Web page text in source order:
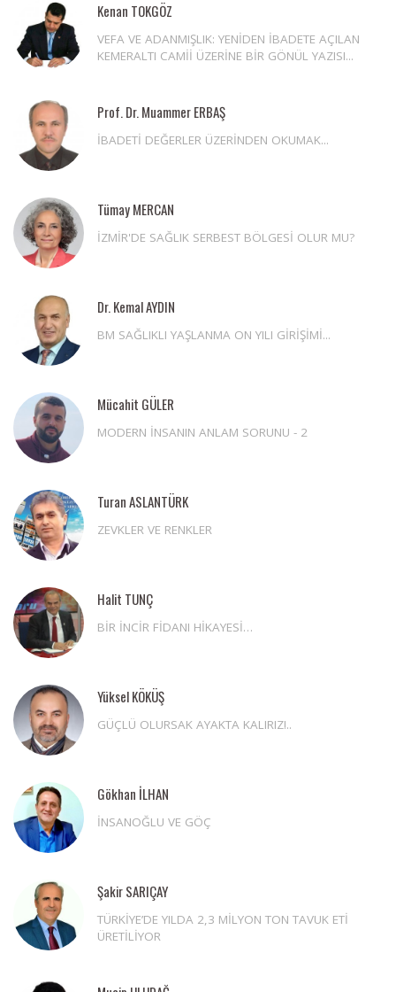
Kenan TOKGÖZ
VEFA VE ADANMIŞLIK: YENİDEN İBADETE AÇILAN
KEMERALTI CAMİİ ÜZERİNE BİR GÖNÜL YAZISI...
Prof. Dr. Muammer ERBAŞ
İBADETİ DEĞERLER ÜZERİNDEN OKUMAK...
Tümay MERCAN
İZMİR'DE SAĞLIK SERBEST BÖLGESİ OLUR MU?
Dr. Kemal AYDIN
BM SAĞLIKLI YAŞLANMA ON YILI GİRİŞİMİ...
Mücahit GÜLER
MODERN İNSANIN ANLAM SORUNU - 2
Turan ASLANTÜRK
ZEVKLER VE RENKLER
Halit TUNÇ
BİR İNCİR FİDANI HİKAYESİ…
Yüksel KÖKÜŞ
GÜÇLÜ OLURSAK AYAKTA KALIRIZ!..
Gökhan İLHAN
İNSANOĞLU VE GÖÇ
Şakir SARIÇAY
TÜRKİYE’DE YILDA 2,3 MİLYON TON TAVUK ETİ
ÜRETİLİYOR